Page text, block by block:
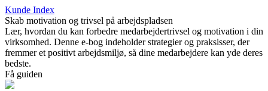
Kunde Index
Skab motivation og trivsel på arbejdspladsen
Lær, hvordan du kan forbedre medarbejdertrivsel og motivation i din
virksomhed. Denne e-bog indeholder strategier og praksisser, der
fremmer et positivt arbejdsmiljø, så dine medarbejdere kan yde deres
bedste.
Få guiden